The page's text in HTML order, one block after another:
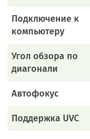
Подключение к
компьютеру
Угол обзора по
диагонали
Автофокус
Поддержка UVC